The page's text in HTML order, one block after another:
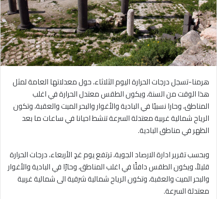
هرمنا-تسجل درجات الحرارة اليوم الثلاثاء، حول معدلاتها العامة لمثل
هذا الوقت من السنة، ويكون الطقس معتدل الحرارة في اغلب
المناطق، وحارا نسبيًا في البادية والأغوار والبحر الميت والعقبة، وتكون
الرياح شمالية غربية معتدلة السرعة تنشط احيانا في ساعات ما بعد
الظهر في مناطق البادية.
وبحسب تقرير ادارة الارصاد الجوية، ترتفع يوم غدٍ الأربعاء، درجات الحرارة
قليلاً، ويكون الطقس دافئًا في اغلب المناطق، وحارًا في البادية والأغوار
والبحر الميت والعقبة، وتكون الرياح شمالية شرقية الى شمالية غربية
معتدلة السرعة.